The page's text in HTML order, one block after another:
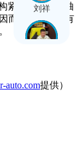
紧凑还适用多轴
而可在不充许有
auto.com提供）
刘祥